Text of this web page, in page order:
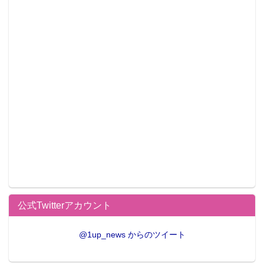
公式Twitterアカウント
@1up_news からのツイート